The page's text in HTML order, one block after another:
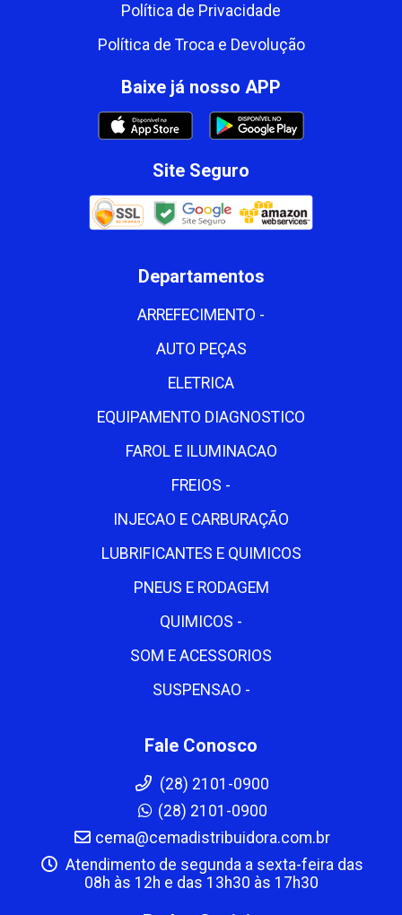
Política de Privacidade
Política de Troca e Devolução
Baixe já nosso APP
Site Seguro
Departamentos
ARREFECIMENTO -
AUTO PEÇAS
ELETRICA
EQUIPAMENTO DIAGNOSTICO
FAROL E ILUMINACAO
FREIOS -
INJECAO E CARBURAÇÃO
LUBRIFICANTES E QUIMICOS
PNEUS E RODAGEM
QUIMICOS -
SOM E ACESSORIOS
SUSPENSAO -
Fale Conosco
(28) 2101-0900
(28) 2101-0900
cema@cemadistribuidora.com.br
Atendimento de segunda a sexta-feira das
08h às 12h e das 13h30 às 17h30